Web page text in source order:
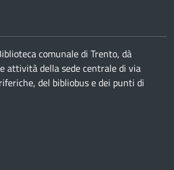
comunale di Trento, dà
attività della sede centrale di via
del bibliobus e dei punti di